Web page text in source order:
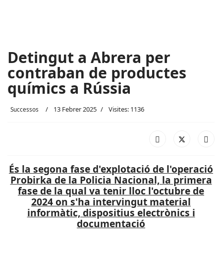
Detingut a Abrera per
contraban de productes
químics a Rússia
Successos 13 Febrer 2025 Visites: 1136
És la segona fase d'explotació de l'operació
Probirka de la Policia Nacional, la primera
fase de la qual va tenir lloc l'octubre de
2024 on s'ha intervingut material
informàtic, dispositius electrònics i
documentació